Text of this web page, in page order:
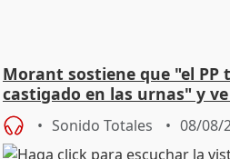
Morant sostiene que "el PP
castigado en las urnas" y
cambio"
Sonido Totales 08/08/